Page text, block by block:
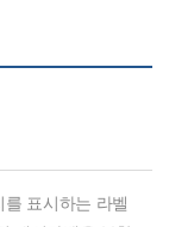
표시하는 라벨